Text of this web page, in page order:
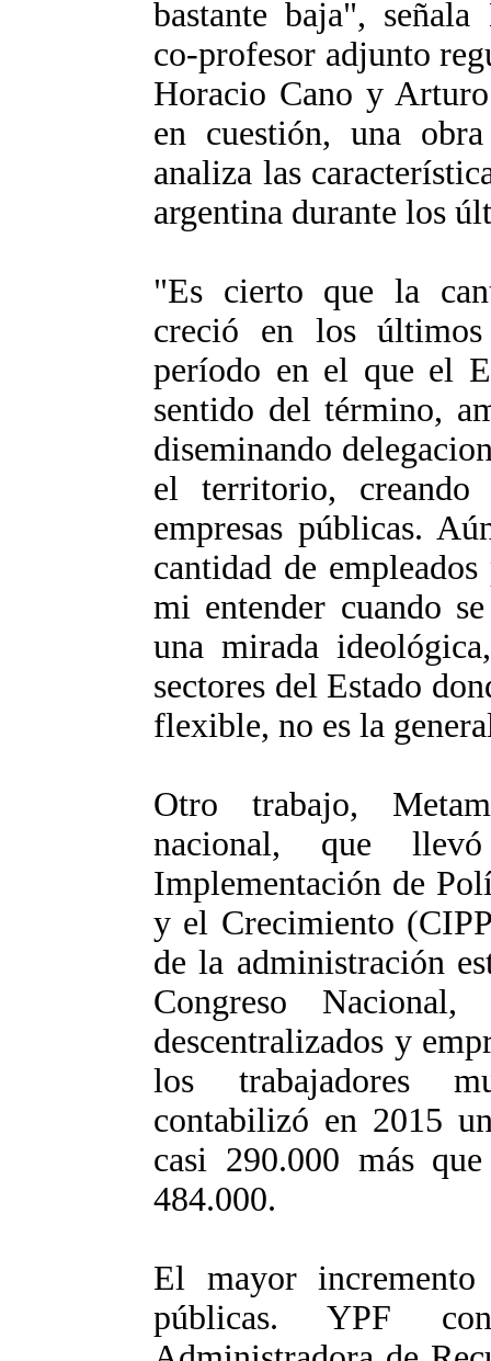
bastante baja",
co-profesor adjunto
Horacio Cano y
en cuestión, una
analiza las
argentina durante los
"Es cierto que la
creció en los
período en el que el
sentido del término,
diseminando
el territorio, creando
empresas públicas.
cantidad de
mi entender cuando
una mirada
sectores del Estado
flexible, no es la
Otro trabajo,
nacional, que
Implementación de
y el Crecimiento
de la administración
Congreso Nacional,
descentralizados y
los trabajadores
contabilizó en 2015
casi 290.000 más
484.000.
El mayor
públicas. YPF